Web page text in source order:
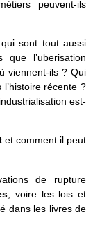
peuvent-ils
qui sont tout aussi
que l’uberisation
viennent-ils ? Qui
récente ?
est-
et comment il peut
de rupture
, voire les lois et
dans les livres de